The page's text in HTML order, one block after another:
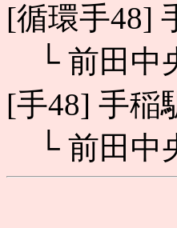
[循環手48]
└ 前田中
[手48] 手稲
└ 前田中